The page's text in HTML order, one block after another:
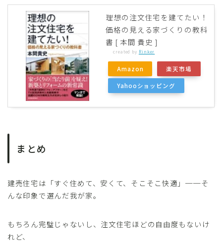
理想の注文住宅を建てたい！
価格の見える家づくりの教科
書 [ 本間 貴史 ]
created by Rinker
Amazon 楽天市場
Yahooショッピング
まとめ
建売住宅は「すぐ住めて、安くて、そこそこ快適」──そ
んな印象で選んだ我が家。
もちろん完璧じゃないし、注文住宅ほどの自由度もないけ
れど、